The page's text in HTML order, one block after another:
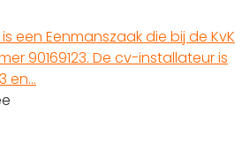
een Eenmanszaak die bij de KvK
90169123. De cv-installateur is
en…